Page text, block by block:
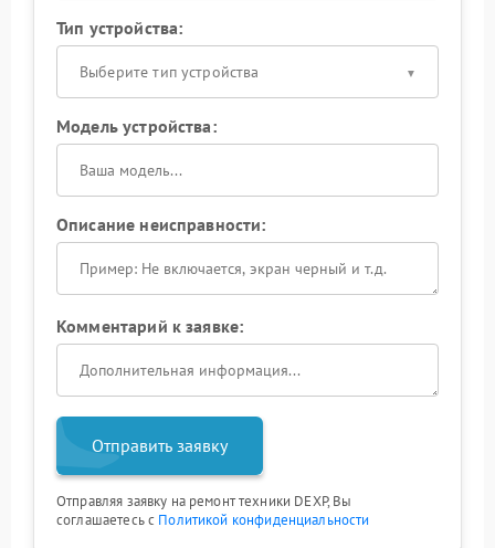
Тип устройства:
Выберите тип устройства
Модель устройства:
Описание неисправности:
Комментарий к заявке:
Отправить заявку
Отправляя заявку на ремонт техники DEXP, Вы
соглашаетесь с Политикой конфиденциальности